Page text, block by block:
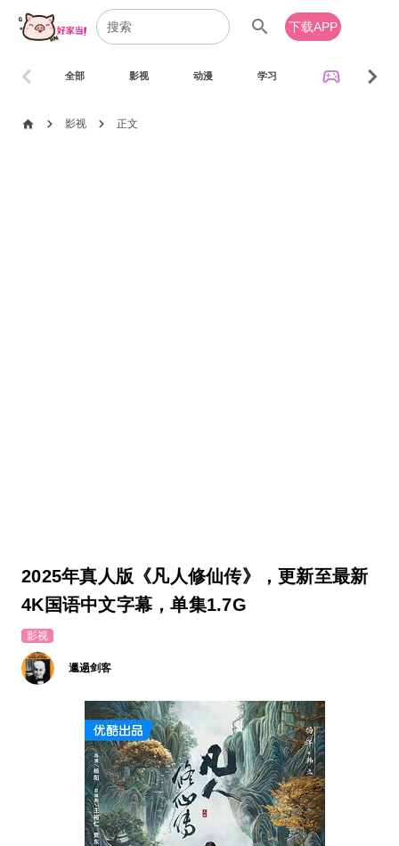
search 下载APP
全部 影视 动漫 学习 sports_esports
chevron_left chevron_right
home chevron_right 影视 chevron_right 正文
2025年真人版《凡人修仙传》，更新至最新
4K国语中文字幕，单集1.7G
影视
邋遢剑客